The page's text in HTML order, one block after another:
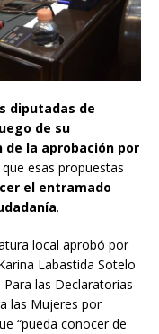
diputadas de
de su
la aprobación por
esas propuestas
el entramado
.
local aprobó por
Labastida Sotelo
las Declaratorias
las Mujeres por
“pueda conocer de